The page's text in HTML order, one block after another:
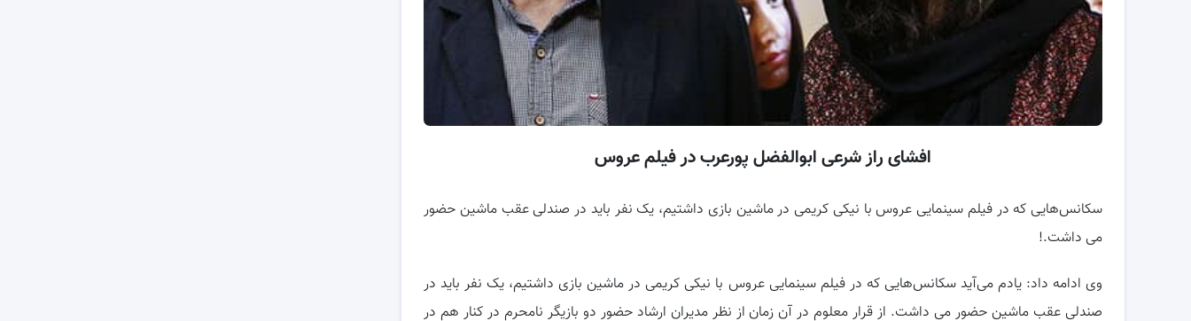
افشای راز شرعی ابوالفضل پورعرب در فیلم عروس
سکانس‌هایی که در فیلم سینمایی عروس با نیکی کریمی در ماشین بازی داشتیم، یک نفر باید در صندلی عقب ماشین حضور
می داشت.!
وی ادامه داد: یادم می‌آید سکانس‌هایی که در فیلم سینمایی عروس با نیکی کریمی در ماشین بازی داشتیم، یک نفر باید در
صندلی عقب ماشین حضور می داشت. از قرار معلوم در آن زمان از نظر مدیران ارشاد حضور دو بازیگر نامحرم در کنار هم در